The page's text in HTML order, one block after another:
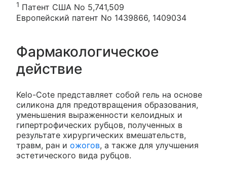
1 Патент США No 5,741,509
Европейский патент No 1439866, 1409034
Фармакологическое
действие
Kelo-Cote представляет собой гель на основе
силикона для предотвращения образования,
уменьшения выраженности келоидных и
гипертрофических рубцов, полученных в
результате хирургических вмешательств,
травм, ран и ожогов, а также для улучшения
эстетического вида рубцов.